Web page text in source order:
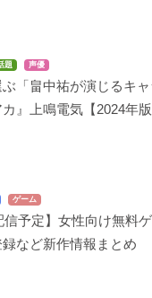
題 声優
「畠中祐が演じるキ
』上鳴電気【2024年版
ゲーム
信予定】女性向け無料
など新作情報まとめ